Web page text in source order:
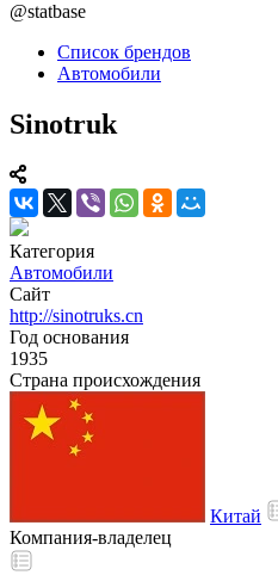
@statbase
Список брендов
Автомобили
Sinotruk
Категория
Автомобили
Сайт
http://sinotruks.cn
Год основания
1935
Страна происхождения
Китай
Компания-владелец